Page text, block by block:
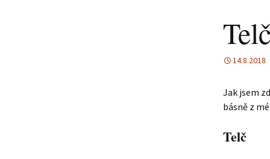
Telč
14.8.2018
Jak jsem
básně z
Telč